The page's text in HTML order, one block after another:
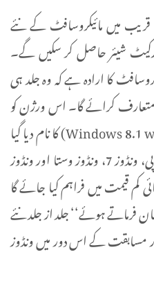
قریب میں مائیکروسافٹ کے نئے
شیئر حاصل کر سکیں گے۔
کا ارادہ ہے کہ وہ جلد ہی
متعارف کرائے گا۔ اس ورژن کو
’’ونڈوز 8.1 وِد بنگ‘‘ (Windows 8.1 with Bing) کا نام دیا گیا
ہے۔ یہ ورژن موجودہ ونڈوز ایکس پی، ونڈوز 7، ونڈوز وستا اور ونڈوز
قیمت میں فراہم کیا جائے گا
فرماتے ہوئے‘‘ جلد از جلد نئے
مسابقت کے اس دور میں ونڈوز